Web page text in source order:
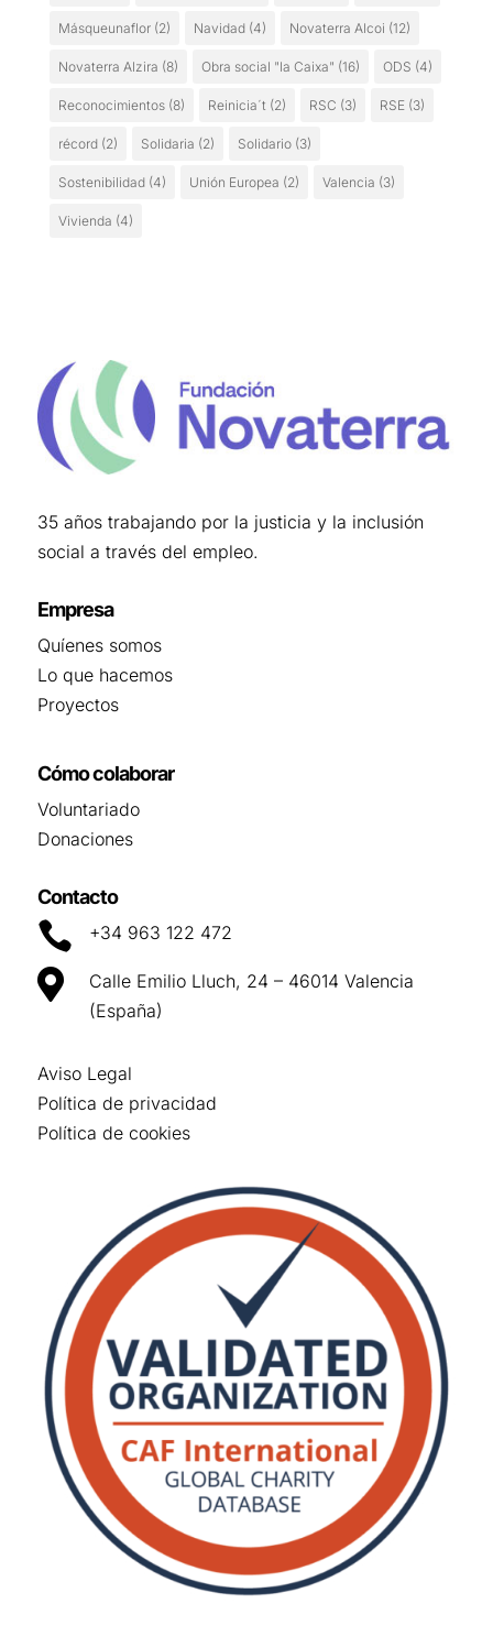
Másqueunaflor(2) Navidad(4) Novaterra Alcoi (12)
Novaterra Alzira (8) Obra social "la Caixa" (16) ODS (4)
Reconocimientos(8) Reinicia´t (2) RSC (3) RSE(3)
récord(2) Solidaria (2) Solidario(3)
Sostenibilidad(4) Unión Europea (2) Valencia (3)
Vivienda (4)
35 años trabajando por la justicia y la inclusión
social a través del empleo.
Empresa
Quíenes somos
Lo que hacemos
Proyectos
Cómo colaborar
Voluntariado
Donaciones
Contacto
 +34 963 122 472

Calle Emilio Lluch, 24 – 46014 Valencia
(España)
Aviso Legal
Política de privacidad
Política de cookies